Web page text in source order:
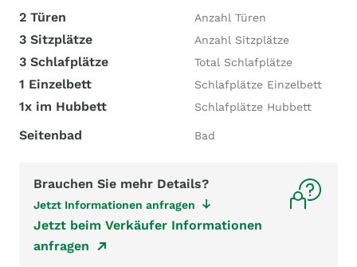
2 Türen Anzahl Türen
3 Sitzplätze Anzahl Sitzplätze
3 Schlafplätze Total Schlafplätze
1 Einzelbett Schlafplätze Einzelbett
1x im Hubbett Schlafplätze Hubbett
Seitenbad Bad
Brauchen Sie mehr Details?
Jetzt Informationen anfragen
Jetzt beim Verkäufer Informationen
anfragen